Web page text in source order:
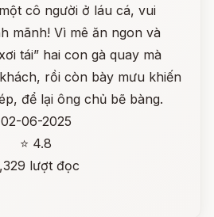
cô người ở láu cá, vui
mãnh! Vì mê ăn ngon và
tái” hai con gà quay mà
rồi còn bày mưu khiến
để lại ông chủ bẽ bàng.
02-06-2025
⭐ 4.8
lượt đọc